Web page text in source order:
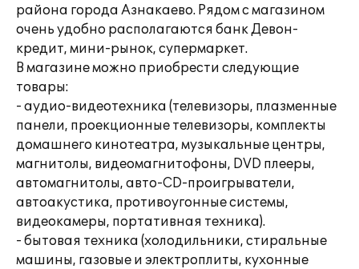
района города Азнакаево. Рядом с магазином
очень удобно располагаются банк Девон-
кредит, мини-рынок, супермаркет.
В магазине можно приобрести следующие
товары:
- аудио-видеотехника (телевизоры, плазменные
панели, проекционные телевизоры, комплекты
домашнего кинотеатра, музыкальные центры,
магнитолы, видеомагнитофоны, DVD плееры,
автомагнитолы, авто-CD-проигрыватели,
автоакустика, противоугонные системы,
видеокамеры, портативная техника).
- бытовая техника (холодильники, стиральные
машины, газовые и электроплиты, кухонные